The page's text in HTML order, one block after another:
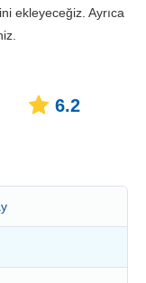
ekleyeceğiz. Ayrıca
6.2